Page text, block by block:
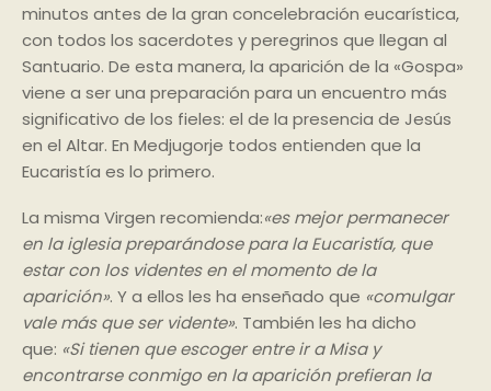
minutos antes de la gran concelebración eucarística,
con todos los sacerdotes y peregrinos que llegan al
Santuario. De esta manera, la aparición de la «Gospa»
viene a ser una preparación para un encuentro más
significativo de los fieles: el de la presencia de Jesús
en el Altar. En Medjugorje todos entienden que la
Eucaristía es lo primero.
La misma Virgen recomienda:«es mejor permanecer
en la iglesia preparándose para la Eucaristía, que
estar con los videntes en el momento de la
aparición». Y a ellos les ha enseñado que «comulgar
vale más que ser vidente». También les ha dicho
que: «Si tienen que escoger entre ir a Misa y
encontrarse conmigo en la aparición prefieran la